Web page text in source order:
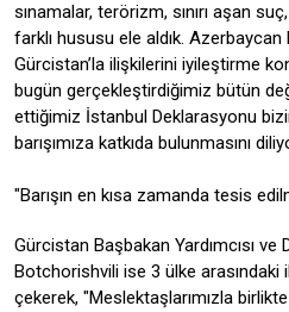
sınamalar, terörizm, sınırı aşan
farklı hususu ele aldık.
Gürcistan’la ilişkilerini iyileştirme
bugün gerçekleştirdiğimiz bütün
ettiğimiz İstanbul Deklarasyonu
barışımıza katkıda bulunmasını
"Barışın en kısa zamanda tesis
Gürcistan Başbakan Yardımcısı ve
Botchorishvili ise 3 ülke
çekerek, "Meslektaşlarımızla